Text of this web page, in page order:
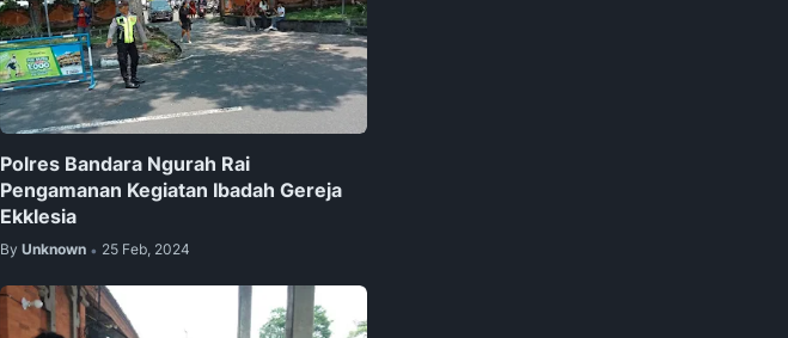
Polres Bandara Ngurah Rai
Pengamanan Kegiatan Ibadah Gereja
Ekklesia
By Unknown • 25 Feb, 2024